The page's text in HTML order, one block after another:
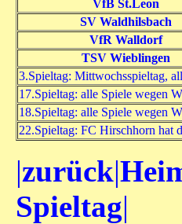
VfB St.Leon
SV Waldhilsbach
VfR Walldorf
TSV Wieblingen
3.Spieltag: Mittwochsspieltag,
17.Spieltag: alle Spiele wegen
18.Spieltag: alle Spiele wegen
22.Spieltag: FC Hirschhorn hat
|zurück|
Spieltag|